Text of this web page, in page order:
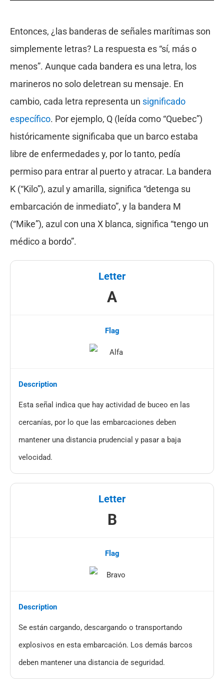
Entonces, ¿las banderas de señales marítimas son
simplemente letras? La respuesta es “sí, más o
menos”. Aunque cada bandera es una letra, los
marineros no solo deletrean su mensaje. En
cambio, cada letra representa un significado
específico. Por ejemplo, Q (leída como “Quebec”)
históricamente significaba que un barco estaba
libre de enfermedades y, por lo tanto, pedía
permiso para entrar al puerto y atracar. La bandera
K (“Kilo”), azul y amarilla, significa “detenga su
embarcación de inmediato”, y la bandera M
(“Mike”), azul con una X blanca, significa “tengo un
médico a bordo”.
A
Esta señal indica que hay actividad de buceo en las
cercanías, por lo que las embarcaciones deben
mantener una distancia prudencial y pasar a baja
velocidad.
B
Se están cargando, descargando o transportando
explosivos en esta embarcación. Los demás barcos
deben mantener una distancia de seguridad.